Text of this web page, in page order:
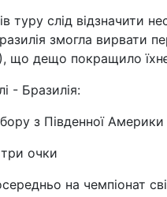
туру слід відзначити
змогла вирвати
що дещо покращило
- Бразилія:
з Південної
очки
на чемпіонат